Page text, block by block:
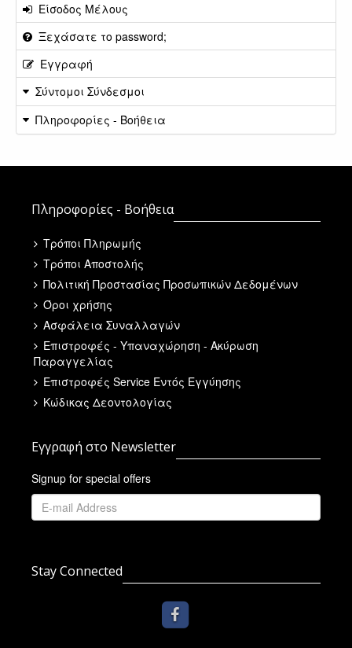
Είσοδος Μέλους
Ξεχάσατε το password;
Εγγραφή
Σύντομοι Σύνδεσμοι
Πληροφορίες - Βοήθεια
Πληροφορίες - Βοήθεια
Τρόποι Πληρωμής
Τρόποι Αποστολής
Πολιτική Προστασίας Προσωπικών Δεδομένων
Όροι χρήσης
Ασφάλεια Συναλλαγών
Επιστροφές - Υπαναχώρηση - Ακύρωση
Παραγγελίας
Επιστροφές Service Εντός Εγγύησης
Κώδικας Δεοντολογίας
Εγγραφή στο Newsletter
Signup for special offers
Stay Connected